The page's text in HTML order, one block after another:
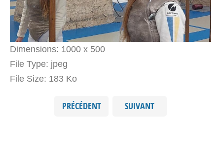
Dimensions: 1000 x 500
File Type: jpeg
File Size: 183 Ko
PRÉCÉDENT SUIVANT